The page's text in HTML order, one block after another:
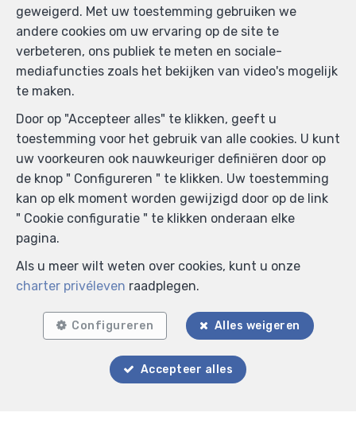
geweigerd. Met uw toestemming gebruiken we
andere cookies om uw ervaring op de site te
verbeteren, ons publiek te meten en sociale-
mediafuncties zoals het bekijken van video's mogelijk
te maken.
Door op "Accepteer alles" te klikken, geeft u
toestemming voor het gebruik van alle cookies. U kunt
uw voorkeuren ook nauwkeuriger definiëren door op
de knop " Configureren " te klikken. Uw toestemming
kan op elk moment worden gewijzigd door op de link
" Cookie configuratie " te klikken onderaan elke
pagina.
Als u meer wilt weten over cookies, kunt u onze
charter privéleven raadplegen.
Configureren Alles weigeren
Accepteer alles